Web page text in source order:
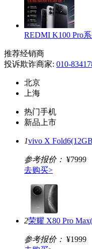
REDMI K100 Pro
推荐经销商
投诉欺诈商家: 010-
北京
上海
热门手机
新品上市
1vivo X
参考报价： ¥7999
去购买>
2荣耀 X80 Pro
参考报价： ¥1999